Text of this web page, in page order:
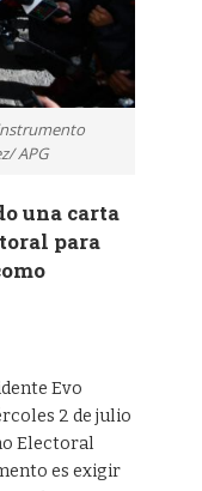
APG
una carta
para
Evo
2 de julio
Electoral
es exigir